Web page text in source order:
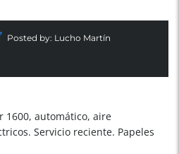
Posted by: Lucho Martín
1600, automático, aire
Servicio reciente. Papeles